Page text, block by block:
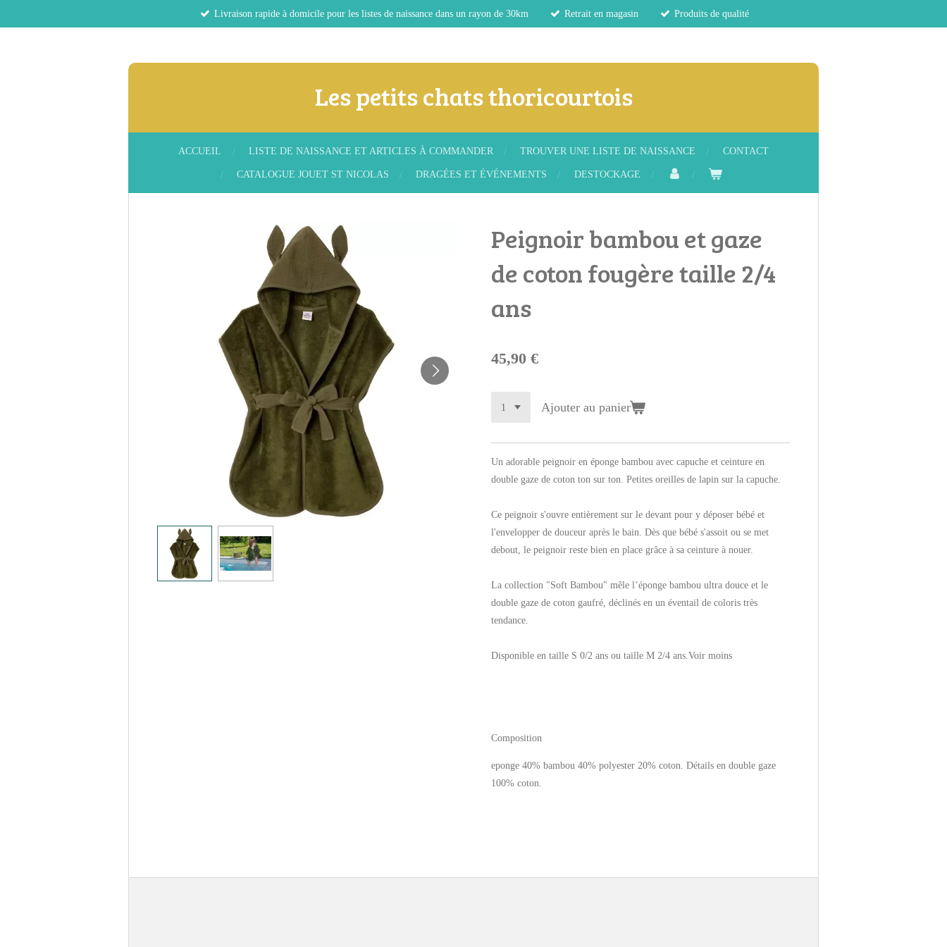
Livraison rapide à domicile pour les listes de naissance dans un rayon de 30km Retrait en magasin Produits de qualité
Les petits chats thoricourtois
ACCUEIL LISTE DE NAISSANCE ET ARTICLES À COMMANDER TROUVER UNE LISTE DE NAISSANCE CONTACT
CATALOGUE JOUET ST NICOLAS DRAGÉES ET ÉVÉNEMENTS DESTOCKAGE
Peignoir bambou et gaze
de coton fougère taille 2/4
ans
45,90 €
Ajouter au panier
Un adorable peignoir en éponge bambou avec capuche et ceinture en
double gaze de coton ton sur ton. Petites oreilles de lapin sur la capuche.
Ce peignoir s'ouvre entièrement sur le devant pour y déposer bébé et
l'envelopper de douceur après le bain. Dès que bébé s'assoit ou se met
debout, le peignoir reste bien en place grâce à sa ceinture à nouer.
La collection "Soft Bambou" mêle l’éponge bambou ultra douce et le
double gaze de coton gaufré, déclinés en un éventail de coloris très
tendance.
Disponible en taille S 0/2 ans ou taille M 2/4 ans. Voir moins
Composition
eponge 40% bambou 40% polyester 20% coton. Détails en double gaze
100% coton.